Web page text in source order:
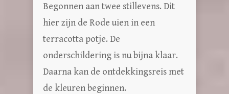
Begonnen aan twee stillevens. Dit
hier zijn de Rode uien in een
terracotta potje. De
onderschildering is nu bijna klaar.
Daarna kan de ontdekkingsreis met
de kleuren beginnen.